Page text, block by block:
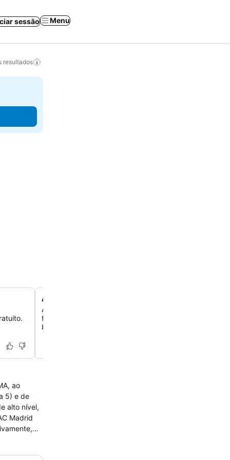
sessão Menu
resultados
Acesso ao Campo de Golfe El Olivar de Hinojosa
Aproveite a oportunidade de reservar quadras de tênis
fazer reservas no Campo de Golfe El Olivar de
buracos, que fica nas proximidades.
ao
5) e de
alto nível,
Madrid